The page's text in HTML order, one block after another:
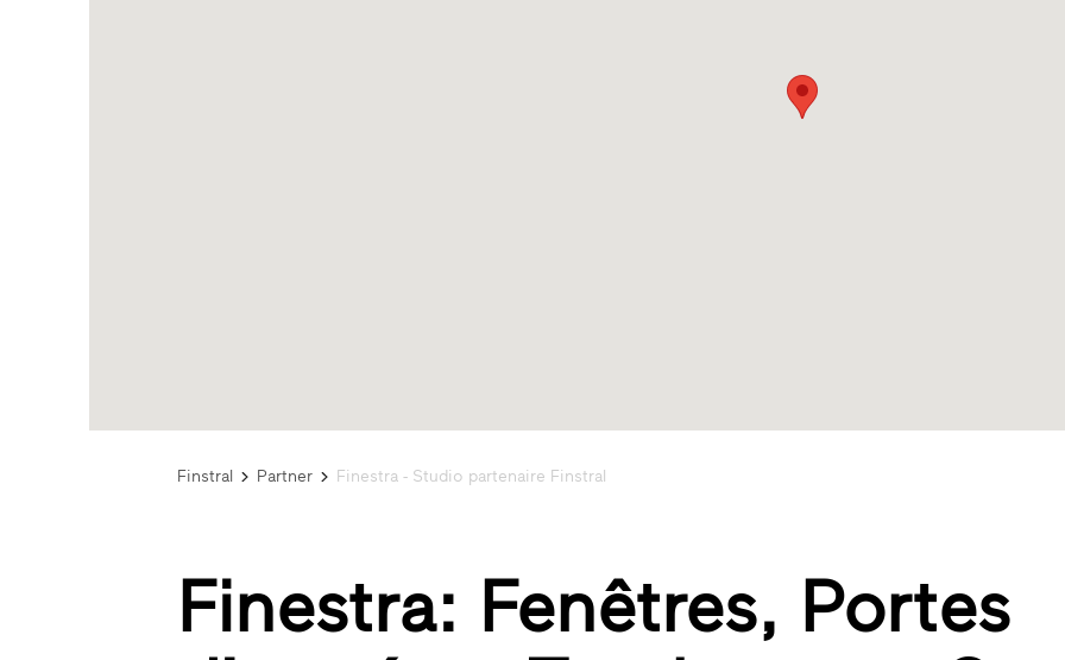
Finstral Partner Finestra - Studio partenaire Finstral
Finestra: Fenêtres, Portes